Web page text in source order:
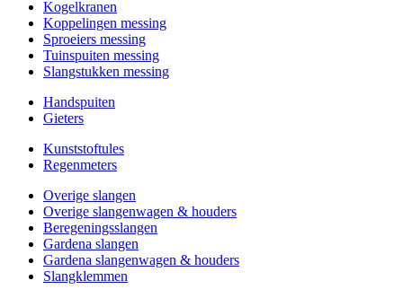
Kogelkranen
Koppelingen messing
Sproeiers messing
Tuinspuiten messing
Slangstukken messing
Handspuiten
Gieters
Kunststoftules
Regenmeters
Overige slangen
Overige slangenwagen & houders
Beregeningsslangen
Gardena slangen
Gardena slangenwagen & houders
Slangklemmen